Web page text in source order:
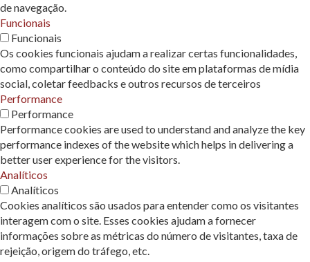
de navegação.
Funcionais
Funcionais
Os cookies funcionais ajudam a realizar certas funcionalidades,
como compartilhar o conteúdo do site em plataformas de mídia
social, coletar feedbacks e outros recursos de terceiros
Performance
Performance
Performance cookies are used to understand and analyze the key
performance indexes of the website which helps in delivering a
better user experience for the visitors.
Analíticos
Analíticos
Cookies analíticos são usados ​​para entender como os visitantes
interagem com o site. Esses cookies ajudam a fornecer
informações sobre as métricas do número de visitantes, taxa de
rejeição, origem do tráfego, etc.